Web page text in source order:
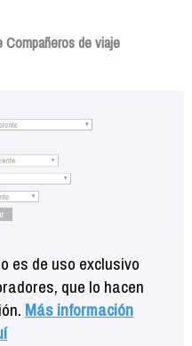
Compañeros de viaje
es de uso exclusivo
que lo hacen
Más información